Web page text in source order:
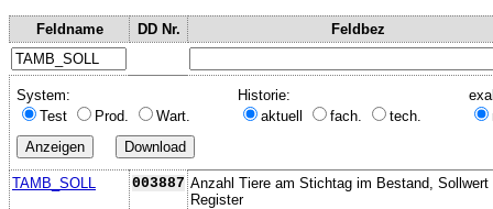
Feldname DD Nr. Feldbez
System:
Test
Prod. Wart.
Historie:
aktuell
fach. tech.
TAMB_SOLL 003887 Anzahl Tiere am Stichtag im Bestand, Sollwert
Register